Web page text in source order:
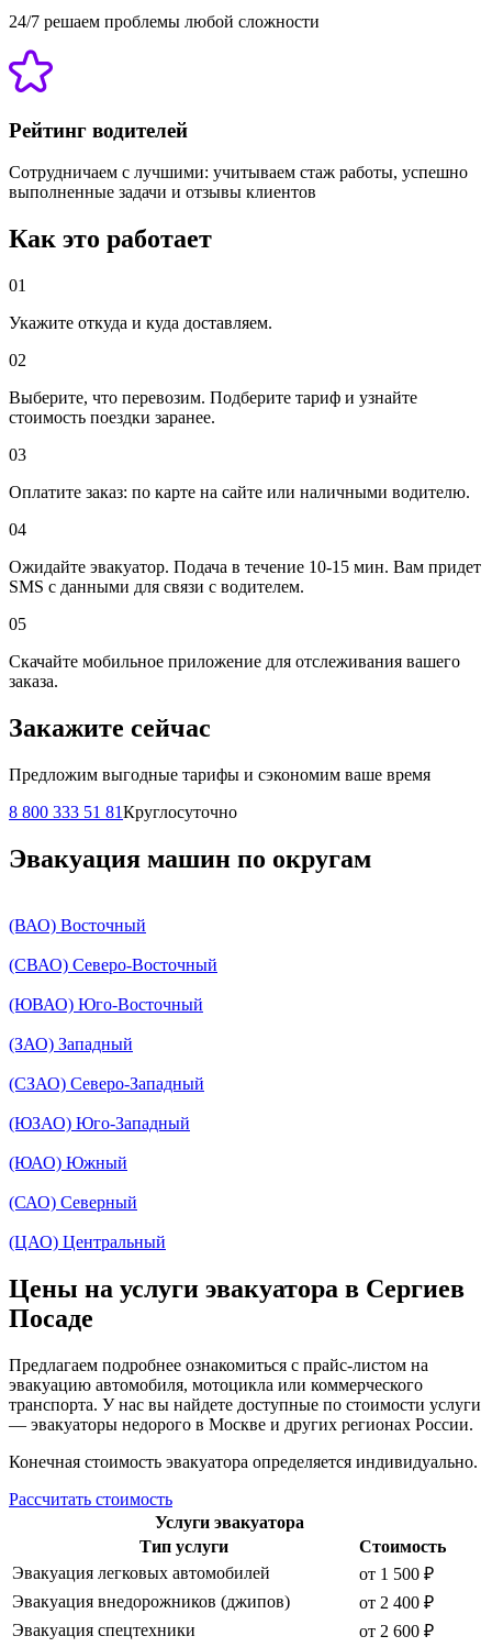
24/7 решаем проблемы любой сложности
Рейтинг водителей
Сотрудничаем с лучшими: учитываем стаж работы, успешно
выполненные задачи и отзывы клиентов
Как это работает
01
Укажите откуда и куда доставляем.
02
Выберите, что перевозим. Подберите тариф и узнайте
стоимость поездки заранее.
03
Оплатите заказ: по карте на сайте или наличными водителю.
04
Ожидайте эвакуатор. Подача в течение 10-15 мин. Вам придет
SMS с данными для связи с водителем.
05
Скачайте мобильное приложение для отслеживания вашего
заказа.
Закажите сейчас
Предложим выгодные тарифы и сэкономим ваше время
8 800 333 51 81Круглосуточно
Эвакуация машин по округам
(ВАО) Восточный
(СВАО) Северо-Восточный
(ЮВАО) Юго-Восточный
(ЗАО) Западный
(СЗАО) Северо-Западный
(ЮЗАО) Юго-Западный
(ЮАО) Южный
(САО) Северный
(ЦАО) Центральный
Цены на услуги эвакуатора в Сергиев
Посаде
Предлагаем подробнее ознакомиться с прайс-листом на
эвакуацию автомобиля, мотоцикла или коммерческого
транспорта. У нас вы найдете доступные по стоимости услуги
— эвакуаторы недорого в Москве и других регионах России.
Конечная стоимость эвакуатора определяется индивидуально.
Рассчитать стоимость
Услуги эвакуатора
Тип услуги
Стоимость
Эвакуация легковых автомобилей
от 1 500 ₽
Эвакуация внедорожников (джипов)
от 2 400 ₽
Эвакуация спецтехники
от 2 600 ₽